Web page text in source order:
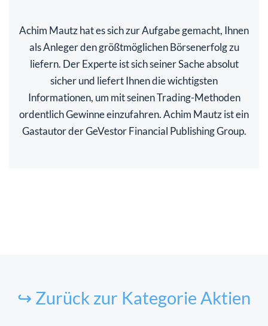
Achim Mautz hat es sich zur Aufgabe gemacht, Ihnen
als Anleger den größtmöglichen Börsenerfolg zu
liefern. Der Experte ist sich seiner Sache absolut
sicher und liefert Ihnen die wichtigsten
Informationen, um mit seinen Trading-Methoden
ordentlich Gewinne einzufahren. Achim Mautz ist ein
Gastautor der GeVestor Financial Publishing Group.
↪ Zurück zur Kategorie Aktien